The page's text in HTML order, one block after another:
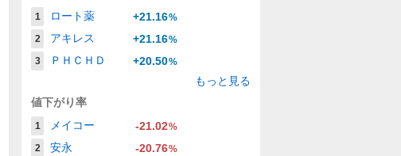
1 ロート薬 +21.16%
2
アキレス +21.16%
3
ＰＨＣＨＤ +20.50%
もっと見る
値下がり率
1 メイコー -21.02%
2
安永 -20.76%